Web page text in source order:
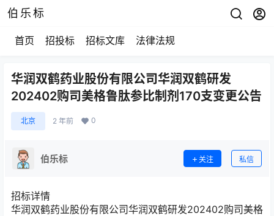
伯乐标
首页 招投标 招标文库 法律法规
华润双鹤药业股份有限公司华润双鹤研发
202402购司美格鲁肽参比制剂170支变更公告
北京 2 年前 0
伯乐标 关注 私信
招标详情
华润双鹤药业股份有限公司华润双鹤研发202402购司美格